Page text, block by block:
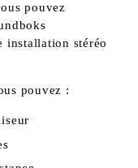
pouvez
installation stéréo
pouvez :